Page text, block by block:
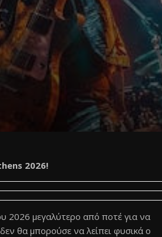
2026!
2026 μεγαλύτερο από ποτέ για να
θα μπορούσε να λείπει φυσικά ο